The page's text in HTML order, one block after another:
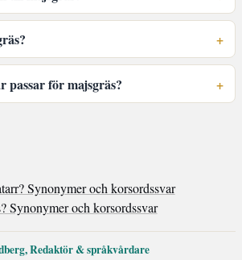
passar för majsgräs?
Synonymer och korsordssvar
Synonymer och korsordssvar
Redaktör & språkvårdare